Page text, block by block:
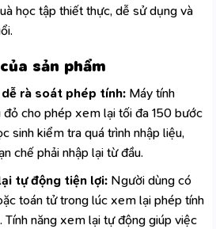
học tập thiết thực, dễ sử dụng và
sản phẩm
rà soát phép tính:Máy tính
cho phép xem lại tối đa 150 bước
sinh kiểm tra quá trình nhập liệu,
chế phải nhập lại từ đầu.
tự động tiện lợi:Người dùng có
toán tử trong lúc xem lại phép tính
Tính năng xem lại tự động giúp việc